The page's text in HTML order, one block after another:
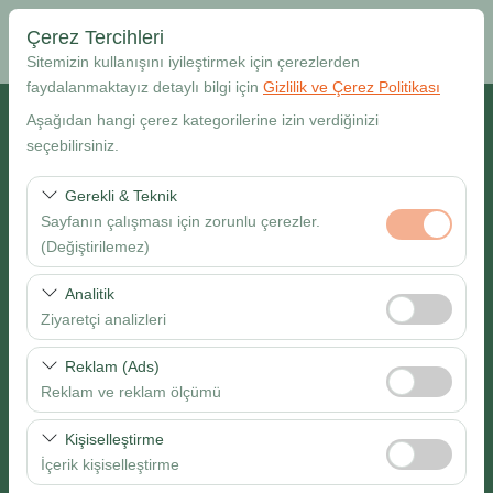
Çerez Tercihleri
Sitemizin kullanışını iyileştirmek için çerezlerden
faydalanmaktayız detaylı bilgi için Gizlilik ve Çerez Politikası
Aşağıdan hangi çerez kategorilerine izin verdiğinizi
seçebilirsiniz.
Gerekli & Teknik
Sayfanın çalışması için zorunlu çerezler.
(Değiştirilemez)
Bu çerezler sitenin doğru şekilde çalışması, güvenlik,
oturum yönetimi ve temel işlevler için gereklidir. Devre
dışı bırakılamaz.
Analitik
Ziyaretçi analizleri
Bu çerezler, sitemizin nasıl kullanıldığını (ziyaretçi sayısı,
en çok ziyaret edilen sayfalar, kullanıcı davranışları)
analiz etmemizi sağlar. Bu veriler, web sitesi
performansını ölçmek ve kullanıcı deneyimini sürekli
iyileştirmek için kullanılır.
Reklam (Ads)
Reklam ve reklam ölçümü
Bu çerezler, size ilgi alanlarınıza uygun kişiselleştirilmiş
reklamlar göstermemize ve reklam kampanyalarımızın
etkinliğini (gösterim sayısı, tıklama oranı) ölçmemize
Kişiselleştirme
İçerik kişiselleştirme
Alış Lokasyonu
Farklı yerde bırakmak istiyorum
Alış Tarih & Saat
Bırakış Tarih & Saat
09:00
Ara